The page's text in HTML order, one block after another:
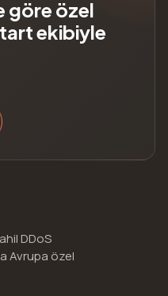
göre özel
ekibiyle
DDoS
Avrupa özel